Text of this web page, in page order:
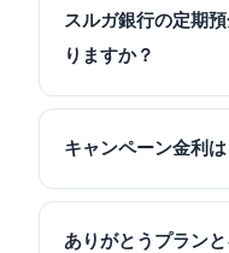
スルガ銀行の定期
りますか？
キャンペーン金利
ありがとうプラン